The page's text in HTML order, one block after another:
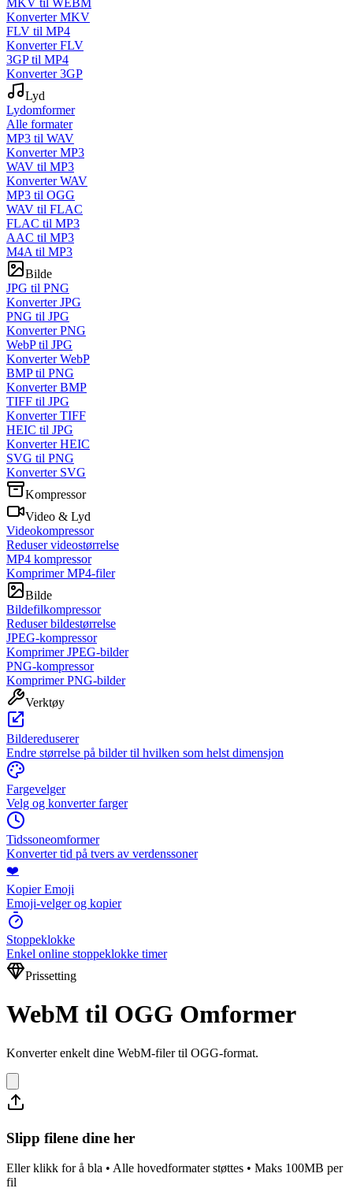
MKV til WEBM
Konverter MKV
FLV til MP4
Konverter FLV
3GP til MP4
Konverter 3GP
Lyd
Lydomformer
Alle formater
MP3 til WAV
Konverter MP3
WAV til MP3
Konverter WAV
MP3 til OGG
WAV til FLAC
FLAC til MP3
AAC til MP3
M4A til MP3
Bilde
JPG til PNG
Konverter JPG
PNG til JPG
Konverter PNG
WebP til JPG
Konverter WebP
BMP til PNG
Konverter BMP
TIFF til JPG
Konverter TIFF
HEIC til JPG
Konverter HEIC
SVG til PNG
Konverter SVG
Kompressor
Video & Lyd
Videokompressor
Reduser videostørrelse
MP4 kompressor
Komprimer MP4-filer
Bilde
Bildefilkompressor
Reduser bildestørrelse
JPEG-kompressor
Komprimer JPEG-bilder
PNG-kompressor
Komprimer PNG-bilder
Verktøy
Bildereduserer
Endre størrelse på bilder til hvilken som helst dimensjon
Fargevelger
Velg og konverter farger
Tidssoneomformer
Konverter tid på tvers av verdenssoner
❤️
Kopier Emoji
Emoji-velger og kopier
Stoppeklokke
Enkel online stoppeklokke timer
Prissetting
WebM til OGG Omformer
Konverter enkelt dine WebM-filer til OGG-format.
Slipp filene dine her
Eller klikk for å bla • Alle hovedformater støttes • Maks 100MB per
fil